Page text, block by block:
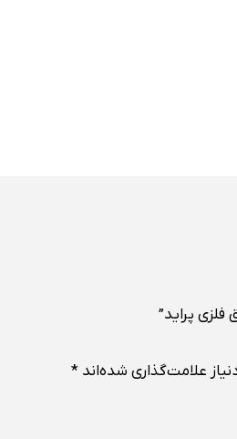
پراید”
علامت‌گذاری شده‌اند *